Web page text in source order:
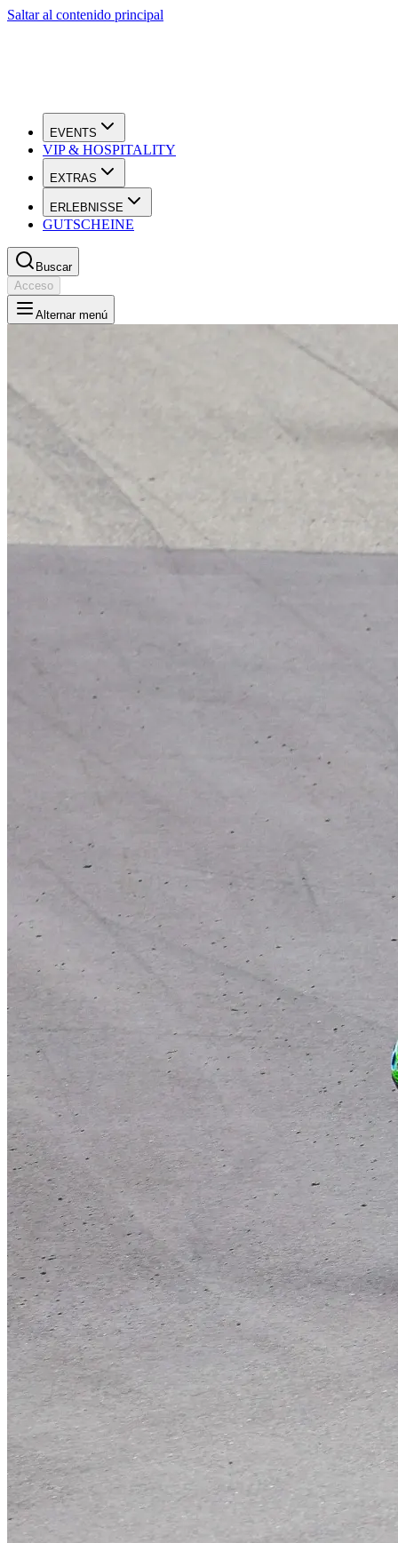
Saltar al contenido principal
EVENTS
VIP & HOSPITALITY
EXTRAS
ERLEBNISSE
GUTSCHEINE
Buscar
Acceso
Alternar menú